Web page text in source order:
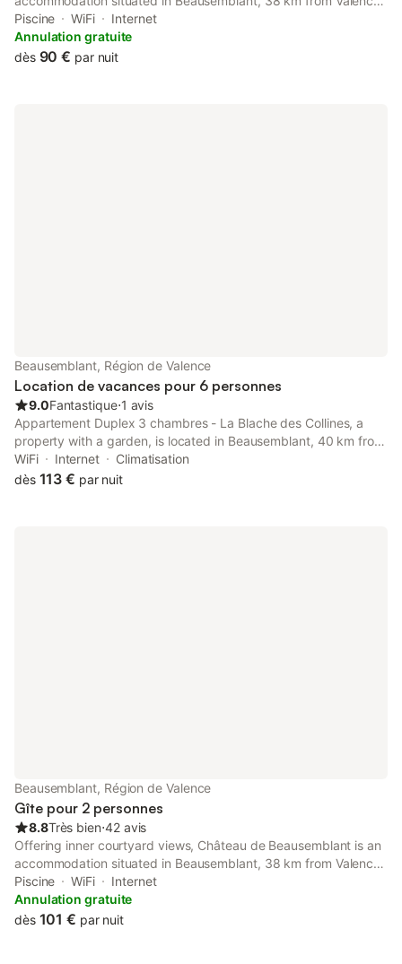
Parc Expo and 40 km from Vienne Train Station. It is set 41 km
from Vienne Roman Theater and offers luggage storage space.
Piscine WiFi
Internet
Annulation gratuite
dès 90 € par nuit
Beausemblant, Région de Valence
Location de vacances pour 6 personnes
9.0Fantastique⋅1 avis
Appartement Duplex 3 chambres - La Blache des Collines, a
property with a garden, is located in Beausemblant, 40 km from
Vienne Roman Theater, 40 km from Gallo-Roman Museum, as
well as 45 km from Croix de Montvieux.
WiFi Internet
Climatisation
dès 113 € par nuit
Beausemblant, Région de Valence
Gîte pour 2 personnes
8.8Très bien⋅42 avis
Offering inner courtyard views, Château de Beausemblant is an
accommodation situated in Beausemblant, 38 km from Valence
Parc Expo and 40 km from Vienne Train Station. It is set 41 km
from Vienne Roman Theater and offers luggage storage space.
Piscine WiFi
Internet
Annulation gratuite
dès 101 € par nuit